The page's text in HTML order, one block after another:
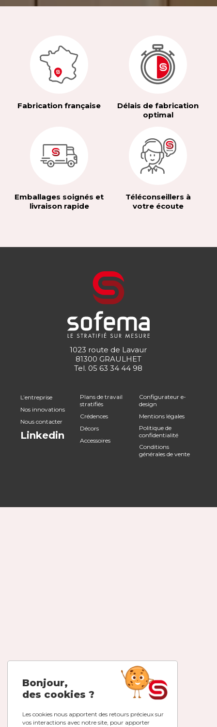
Fabrication française
Délais de fabrication
optimal
Emballages soignés et
livraison rapide
Téléconseillers à
votre écoute
1023 route de Lavaur
81300 GRAULHET
Tel. 05 63 34 44 98
L’entreprise
Nos innovations
Nous contacter
Linkedin
Plans de travail
stratifiés
Crédences
Décors
Accessoires
Configurateur e-
design
Mentions légales
Politique de
confidentialité
Conditions
générales de vente
Bonjour,
des cookies ?
Les cookies nous apportent des retours précieux sur
vos interactions avec notre site, pour apporter